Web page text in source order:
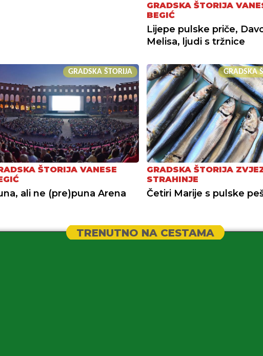
GRADSKA ŠTORIJA
BEGIĆ
Lijepe pulske priče,
Melisa, ljudi s tržnice
GRADSKA ŠTORIJA
ŠTORIJA VANESE
ali ne (pre)puna Arena
GRADSKA
GRADSKA ŠTORIJA
STRAHINJE
Četiri Marije s pulske
TRENUTNO NA CESTAMA